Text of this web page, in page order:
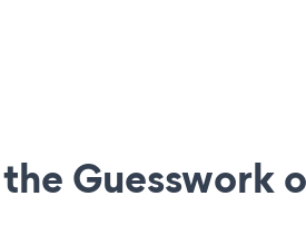
Guesswork